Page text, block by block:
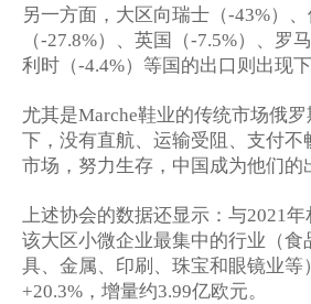
另一方面，大区向瑞士（-43%）
（-27.8%）、英国（-7.5%）、罗
利时（-4.4%）等国的出口则出现下
尤其是Marche鞋业的传统市场俄
下，没有直航、运输受阻、支付
市场，努力生存，中国成为他们的
上述协会的数据还显示：与2021年
该大区小微企业最集中的行业（食
具、金属、印刷、珠宝和眼镜业等
+20.3% ，增量约3.99亿欧元。